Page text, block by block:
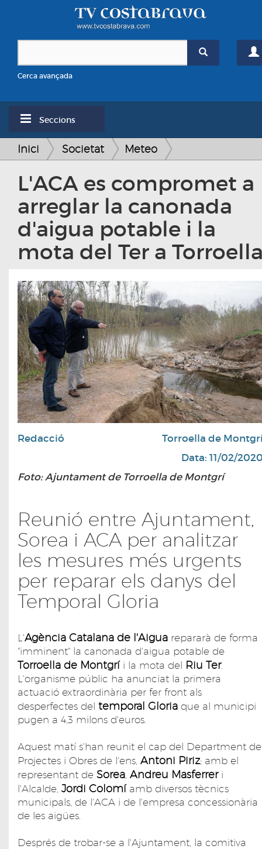
Cerca avançada
Seccions
Inici Societat Meteo
L'ACA es compromet a
arreglar la canonada
d'aigua potable i la
mota del Ter a
Redacció
Torroella de
Data: 11/02/
Foto: Ajuntament de Torroella de Montgrí
Reunió entre Ajuntament,
Sorea i ACA per analitzar
les mesures més urgents
per reparar els danys del
Temporal Gloria
L'Agència Catalana de l'Aigua repararà de forma
"imminent" la canonada d'aigua potable de
Torroella de Montgríi la mota del Riu Ter.
L'organisme públic ha anunciat la primera
actuació extraordinària per fer front als
desperfectes del temporal Gloria que al municipi
pugen a 4,3 milons d'euros.
Aquest matí s'han reunit el cap del Department de
Projectes i Obres de l'ens, Antoni Piriz; amb el
representant de Sorea Andreu Masferreri
l'Alcalde, Jordi Colomí amb diversos tècnics
municipals, de l'ACA i de l'empresa concessionària
de les aigües.
Després de trobar-se a l'Ajuntament, la comitiva